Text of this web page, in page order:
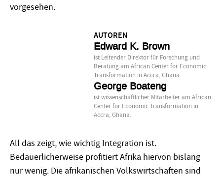
vorgesehen.
AUTOREN
Edward K. Brown
ist Leitender Direktor für Forschung und
Beratung am African Center for Economic
Transformation in Accra, Ghana.
George Boateng
ist wissenschaftlicher Mitarbeiter am African
Center for Economic Transformation in
Accra, Ghana.
All das zeigt, wie wichtig Integration ist.
Bedauerlicherweise profitiert Afrika hiervon bislang
nur wenig. Die afrikanischen Volkswirtschaften sind